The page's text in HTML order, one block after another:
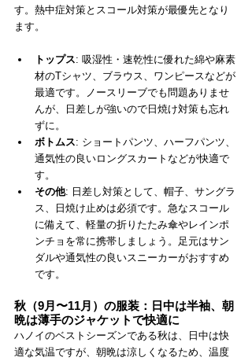
す。熱中症対策とスコール対策が最優先となり
ます。
トップス: 吸湿性・速乾性に優れた綿や麻素
材のTシャツ、ブラウス、ワンピースなどが
最適です。ノースリーブでも問題ありませ
んが、日差しが強いので日焼け対策も忘れ
ずに。
ボトムス: ショートパンツ、ハーフパンツ、
通気性の良いロングスカートなどが快適で
す。
その他: 日差し対策として、帽子、サングラ
ス、日焼け止めは必須です。急なスコール
に備えて、軽量の折りたたみ傘やレインポ
ンチョを常に携帯しましょう。足元はサン
ダルや通気性の良いスニーカーがおすすめ
です。
秋（9月〜11月）の服装：日中は半袖、朝
晩は薄手のジャケットで快適に
ハノイのベストシーズンである秋は、日中は快
適な気温ですが、朝晩は涼しくなるため、温度